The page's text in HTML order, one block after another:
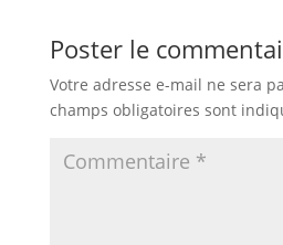
Poster le
Votre adresse e-mail ne sera
champs obligatoires sont